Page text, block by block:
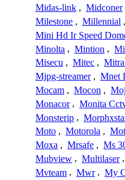
Midas-link , Midconer
Milestone , Millennial ,
Mini Hd Ir Speed
Minolta , Mintion ,
Misecu , Mitec ,
Mjpg-streamer , Mnet
Mocam , Mocon ,
Monacor , Monita
Monsterip ,
Moto , Motorola ,
Moxa , Mrsafe , Ms
Mubview , Multilaser ,
Mvteam , Mwr , My